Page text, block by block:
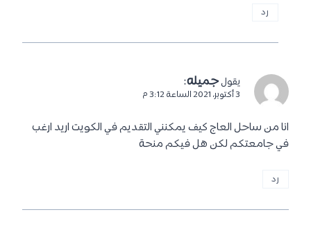
رد
يقول جميله:
3 أكتوبر، 2021 الساعة 3:12 م
انا من ساحل العاج كيف يمكنني التقديم في الكويت اريد ارغب
في جامعتكم لكن هل فيكم منحة
رد